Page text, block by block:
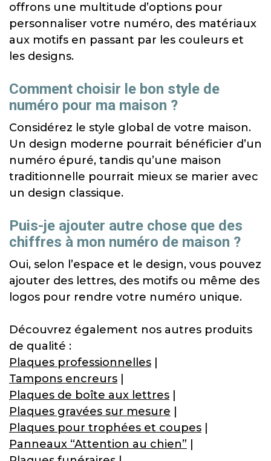
offrons une multitude d’options pour
personnaliser votre numéro, des matériaux
aux motifs en passant par les couleurs et
les designs.
Comment choisir le bon style de
numéro pour ma maison ?
Considérez le style global de votre maison.
Un design moderne pourrait bénéficier d’un
numéro épuré, tandis qu’une maison
traditionnelle pourrait mieux se marier avec
un design classique.
Puis-je ajouter autre chose que des
chiffres à mon numéro de maison ?
Oui, selon l’espace et le design, vous pouvez
ajouter des lettres, des motifs ou même des
logos pour rendre votre numéro unique.
Découvrez également nos autres produits
de qualité :
Plaques professionnelles
Tampons encreurs
Plaques de boîte aux lettres
Plaques gravées sur mesure
Plaques pour trophées et coupes
Panneaux “Attention au chien”